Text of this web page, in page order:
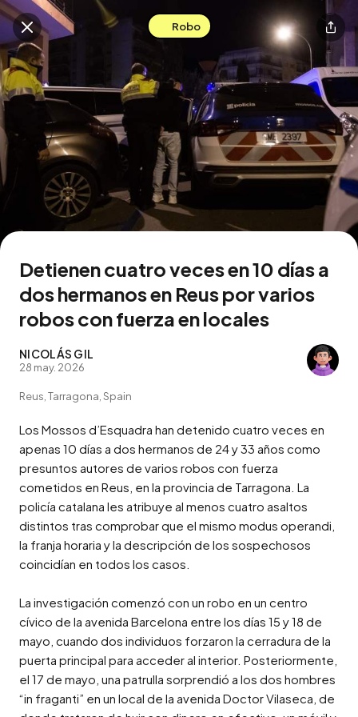
Descarga la app
Buscar en esta zona
Robo
Detienen cuatro veces en 10 días a
dos hermanos en Reus por varios
robos con fuerza en locales
NICOLÁS GIL
28 may. 2026
Reus, Tarragona, Spain
Los Mossos d’Esquadra han detenido cuatro veces en
apenas 10 días a dos hermanos de 24 y 33 años como
presuntos autores de varios robos con fuerza
cometidos en Reus, en la provincia de Tarragona. La
policía catalana les atribuye al menos cuatro asaltos
distintos tras comprobar que el mismo modus operandi,
la franja horaria y la descripción de los sospechosos
coincidían en todos los casos.
La investigación comenzó con un robo en un centro
cívico de la avenida Barcelona entre los días 15 y 18 de
mayo, cuando dos individuos forzaron la cerradura de la
puerta principal para acceder al interior. Posteriormente,
el 17 de mayo, una patrulla sorprendió a los dos hombres
“in fraganti” en un local de la avenida Doctor Vilaseca, de